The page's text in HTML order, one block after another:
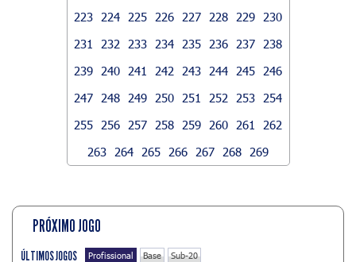
223
224 225 226 227 228 229
230
231
232 233 234 235 236 237
238
239
240 241 242 243 244 245
246
247
248 249 250 251 252 253
254
255
256 257 258 259 260 261
262
263
264 265 266 267 268 269
PRÓXIMO JOGO
ÚLTIMOS JOGOS Profissional Base Sub-20